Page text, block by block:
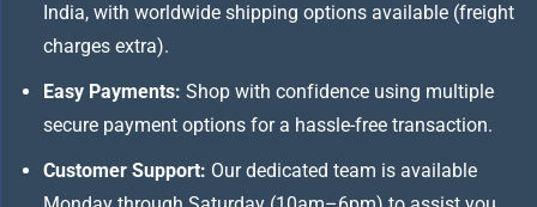
India, with worldwide shipping options available (freight
charges extra).
Easy Payments: Shop with confidence using multiple
secure payment options for a hassle-free transaction.
Customer Support: Our dedicated team is available